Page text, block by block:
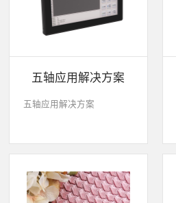
五轴应用解决方案
五轴应用解决方案